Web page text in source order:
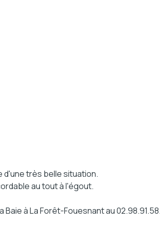
d'une très belle situation.
au tout à l'égout.
à La Forêt-Fouesnant au